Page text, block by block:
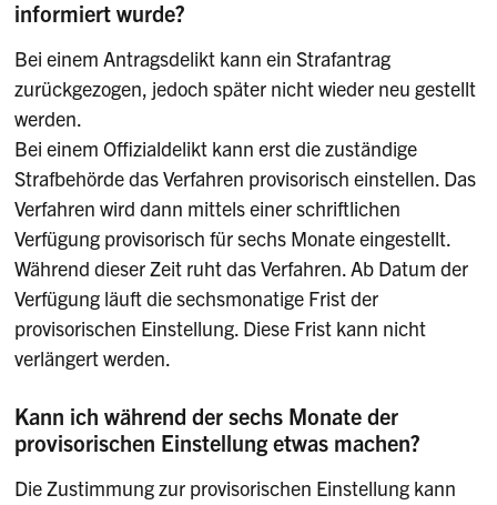
informiert wurde?
Bei einem Antragsdelikt kann ein Strafantrag
zurückgezogen, jedoch später nicht wieder neu gestellt
werden.
Bei einem Offizialdelikt kann erst die zuständige
Strafbehörde das Verfahren provisorisch einstellen. Das
Verfahren wird dann mittels einer schriftlichen
Verfügung provisorisch für sechs Monate eingestellt.
Während dieser Zeit ruht das Verfahren. Ab Datum der
Verfügung läuft die sechsmonatige Frist der
provisorischen Einstellung. Diese Frist kann nicht
verlängert werden.
Kann ich während der sechs Monate der
provisorischen Einstellung etwas machen?
Die Zustimmung zur provisorischen Einstellung kann